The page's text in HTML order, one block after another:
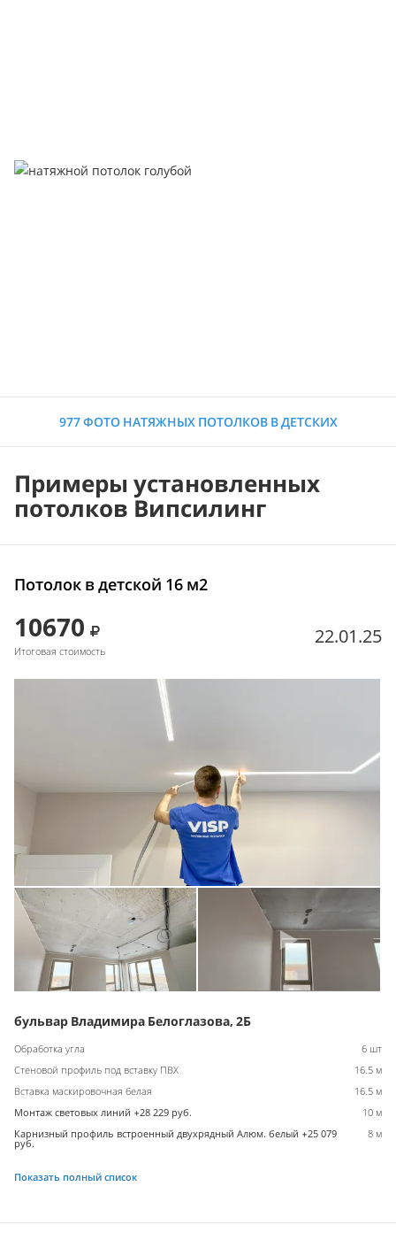
977 ФОТО НАТЯЖНЫХ ПОТОЛКОВ В ДЕТСКИХ
Примеры установленных
потолков Випсилинг
Потолок в детской 16 м2
10670
Итоговая стоимость
22.01.25
бульвар Владимира Белоглазова, 2Б
Обработка угла
6 шт
Стеновой профиль под вставку ПВХ
16.5 м
Вставка маскировочная белая
16.5 м
Монтаж световых линий +28 229 руб.
10 м
Карнизный профиль встроенный двухрядный Алюм. белый +25 079
руб.
8 м
Показать полный список